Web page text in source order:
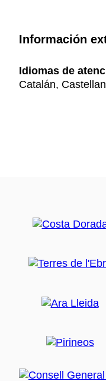
Información
Idiomas de
Catalán,